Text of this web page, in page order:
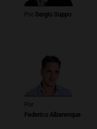
Por Sergio Suppo
Por
Federico Albarenque